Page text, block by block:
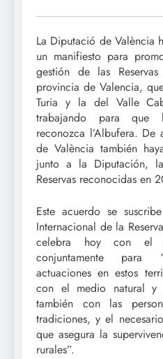
La Diputació de València
un manifiesto para
gestión de las
provincia de Valencia,
Turia y la del Valle
trabajando para que
reconozca l’Albufera.
de València también
junto a la Diputación,
Reservas reconocidas en
Este acuerdo se
Internacional de la
celebra hoy con el
conjuntamente para
actuaciones en estos
con el medio natural y
también con las
tradiciones, y el
que asegura la
rurales”.